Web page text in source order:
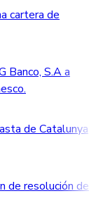
cartera de
Banco, S.A a
de Catalunya
de resolución de